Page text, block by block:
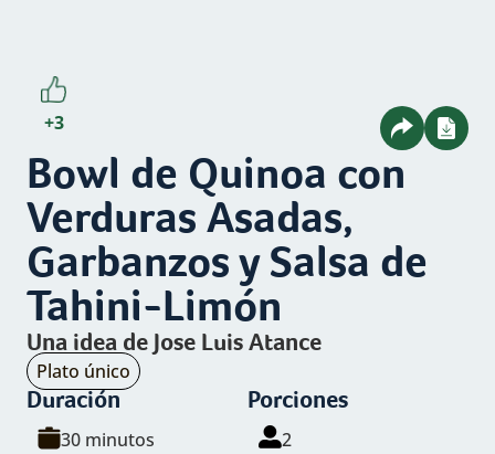
+3
Bowl de Quinoa con
Verduras Asadas,
Garbanzos y Salsa de
Tahini-Limón
Una idea de Jose Luis Atance
Tipo
de
plato:
Plato único
Duración
30 minutos
Porciones
2